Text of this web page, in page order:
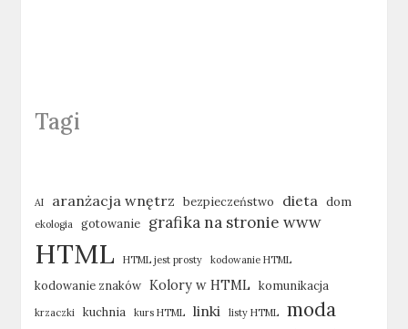
Tagi
AI aranżacja wnętrz bezpieczeństwo dieta dom
ekologia gotowanie grafika na stronie www
HTML HTML jest prosty kodowanie HTML
kodowanie znaków Kolory w HTML komunikacja
krzaczki kuchnia kurs HTML linki listy HTML moda